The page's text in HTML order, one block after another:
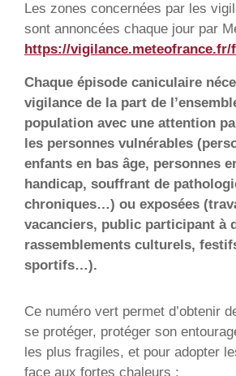
Les zones concernées par les
sont annoncées chaque jour par
https://vigilance.meteofrance.fr/
Chaque épisode caniculaire
vigilance de la part de
population avec une attention
les personnes vulnérables
enfants en bas âge, personnes
handicap, souffrant de
chroniques…) ou exposées
vacanciers, public participant à
rassemblements culturels,
sportifs…).
Ce numéro vert permet d’obtenir
se protéger, protéger son
les plus fragiles, et pour adopter
face aux fortes chaleurs :